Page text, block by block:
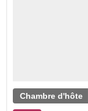
Chambre d'hôte